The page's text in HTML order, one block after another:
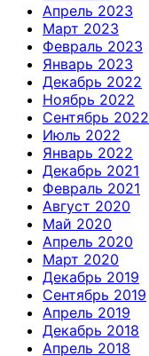
Апрель 2023
Март 2023
Февраль 2023
Январь 2023
Декабрь 2022
Ноябрь 2022
Сентябрь 2022
Июль 2022
Январь 2022
Декабрь 2021
Февраль 2021
Август 2020
Май 2020
Апрель 2020
Март 2020
Декабрь 2019
Сентябрь 2019
Апрель 2019
Декабрь 2018
Апрель 2018